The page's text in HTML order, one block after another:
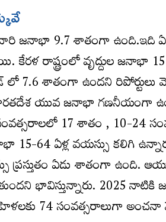
జనాభా 9.7 శాతంగా ఉంది.ఇది
కేరళ రాష్ట్రంలో వృద్దుల
7.6 శాతంగా ఉందని రిపోర్టులు
యువ జనాభా గణనీయంగా
17 శాతం , 10-24
64 ఏళ్ల వయస్సు కలిగి
ప్రస్తుతం ఏడు శాతంగా ఉంది.
భావిస్తున్నారు. 2025
74 సంవత్సరాలుగా